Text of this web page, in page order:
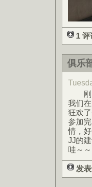
1
俱乐
刚刚
我们
狂欢
参加
情，
JJ的
哇～～
发